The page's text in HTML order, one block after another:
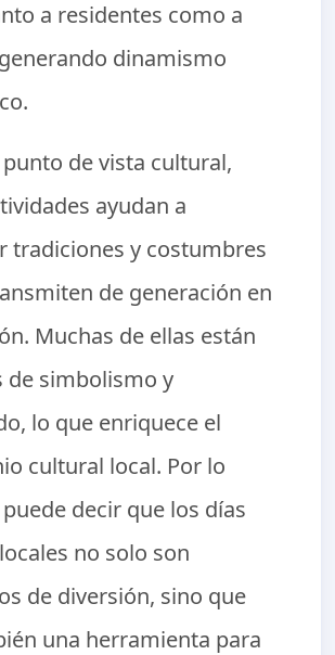
a residentes como a
dinamismo
punto de vista cultural,
ayudan a
tradiciones y costumbres
de generación en
Muchas de ellas están
de simbolismo y
lo que enriquece el
cultural local. Por lo
decir que los días
no solo son
de diversión, sino que
una herramienta para